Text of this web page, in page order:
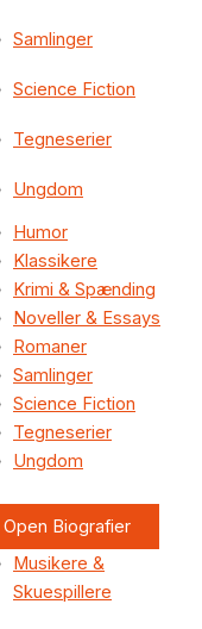
Samlinger
Science Fiction
Tegneserier
Ungdom
Humor
Klassikere
Krimi & Spænding
Noveller & Essays
Romaner
Samlinger
Science Fiction
Tegneserier
Ungdom
Open Biografier
Musikere &
Skuespillere